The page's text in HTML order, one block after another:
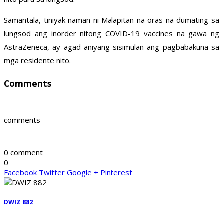
Samantala, tiniyak naman ni Malapitan na oras na dumating sa
lungsod ang inorder nitong COVID-19 vaccines na gawa ng
AstraZeneca, ay agad aniyang sisimulan ang pagbabakuna sa
mga residente nito.
Comments
comments
0 comment
0
Facebook Twitter Google + Pinterest
DWIZ 882